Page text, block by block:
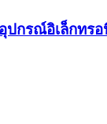
ปกรณ์อิเล็กท